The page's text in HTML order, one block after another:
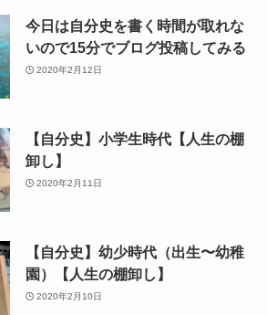
今日は自分史を書く時間が取れな
いので15分でブログ投稿してみる
2020年2月12日
【自分史】小学生時代【人生の棚
卸し】
2020年2月11日
【自分史】幼少時代（出生〜幼稚
園）【人生の棚卸し】
2020年2月10日